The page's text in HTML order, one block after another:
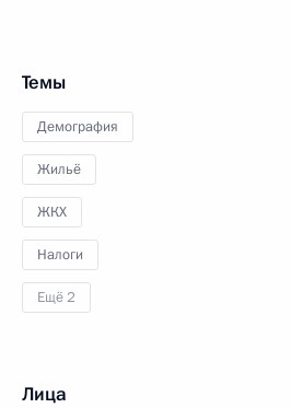
Темы
Демография
Жильё
ЖКХ
Налоги
Ещё 2
Лица